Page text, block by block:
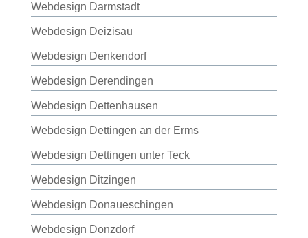
Webdesign Darmstadt
Webdesign Deizisau
Webdesign Denkendorf
Webdesign Derendingen
Webdesign Dettenhausen
Webdesign Dettingen an der Erms
Webdesign Dettingen unter Teck
Webdesign Ditzingen
Webdesign Donaueschingen
Webdesign Donzdorf